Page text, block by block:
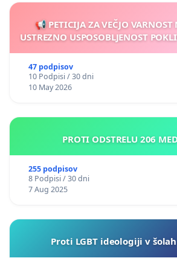
📢 PETICIJA ZA VEČJO VARNOST
USTREZNO USPOSOBLJENOST
47 podpisov
10 Podpisi / 30 dni
10 May 2026
PROTI ODSTRELU 206
255 podpisov
8 Podpisi / 30 dni
7 Aug 2025
Proti LGBT ideologiji v